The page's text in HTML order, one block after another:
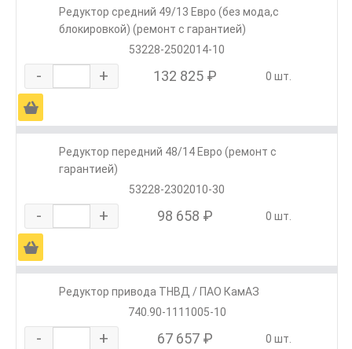
Редуктор средний 49/13 Евро (без мода,с
блокировкой) (ремонт с гарантией)
53228-2502014-10
- + 132 825 ₽ 0 шт.
Ä
Редуктор передний 48/14 Евро (ремонт с
гарантией)
53228-2302010-30
- + 98 658 ₽ 0 шт.
Ä
Редуктор привода ТНВД / ПАО КамАЗ
740.90-1111005-10
- + 67 657 ₽ 0 шт.